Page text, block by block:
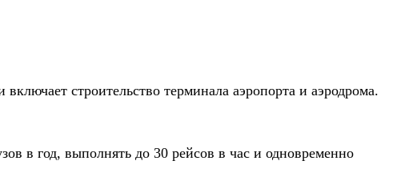
строительство терминала аэропорта и аэродрома.
в год, выполнять до 30 рейсов в час и одновременно